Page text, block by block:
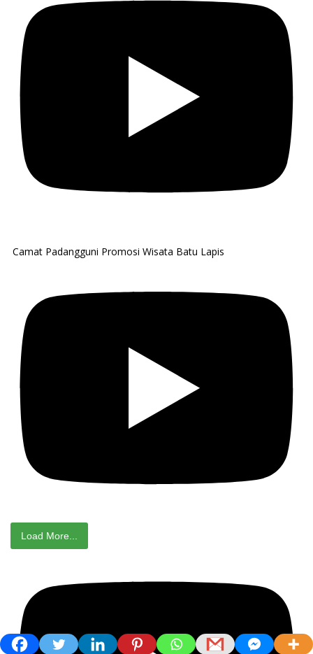
Camat Padangguni Promosi Wisata Batu Lapis
Load More...